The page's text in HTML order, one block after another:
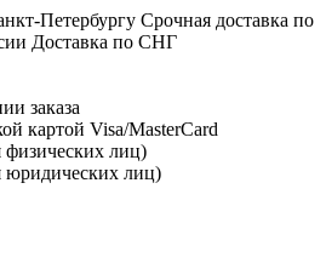
Петербургу Срочная доставка по
Доставка по СНГ
заказа
картой Visa/MasterCard
физических лиц)
юридических лиц)